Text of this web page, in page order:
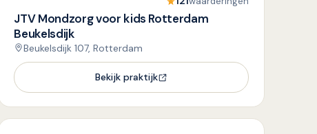
JTV Mondzorg voor kids Rotterdam
Beukelsdijk
Beukelsdijk 107, Rotterdam
Bekijk praktijk